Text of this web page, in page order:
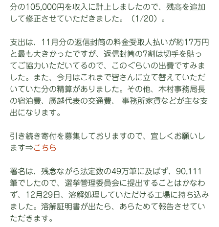
分の105,000円を収入に計上しましたので、残高を追加
して修正させていただきました。（1/20）。
支出は、11月分の返信封筒の料金受取人払いが約17万円
と最も大きかったですが、返信封筒の7割は切手を貼っ
てご協力いただいてるので、このぐらいの出費ですみま
した。また、今月はこれまで皆さんに立て替えていただ
いていた分の精算がありました。その他、木村事務局長
の宿泊費、廣越代表の交通費、 事務所家賃などが主な支
出になります。
引き続き寄付を募集しておりますので、宜しくお願いし
ます⇒こちら
署名は、残念ながら法定数の49万筆に及ばず、90,111
筆でしたので、選挙管理委員会に提出することはかなわ
ず、12月29日、溶解処理していただける工場に持ち込み
ました。溶解証明書が出たら、あらためて報告させてい
ただきます。